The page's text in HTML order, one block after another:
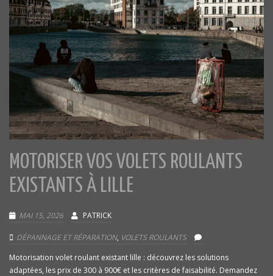
MOTORISER VOS VOLETS ROULANTS
EXISTANTS À LILLE
MAI 15, 2026 PATRICK
DÉPANNAGE ET RÉPARATION, VOLETS ROULANTS
Motorisation volet roulant existant lille : découvrez les solutions
adaptées, les prix de 300 à 900€ et les critères de faisabilité. Demandez